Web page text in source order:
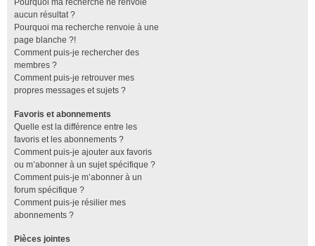
Pourquoi ma recherche ne renvoie
aucun résultat ?
Pourquoi ma recherche renvoie à une
page blanche ?!
Comment puis-je rechercher des
membres ?
Comment puis-je retrouver mes
propres messages et sujets ?
Favoris et abonnements
Quelle est la différence entre les
favoris et les abonnements ?
Comment puis-je ajouter aux favoris
ou m’abonner à un sujet spécifique ?
Comment puis-je m’abonner à un
forum spécifique ?
Comment puis-je résilier mes
abonnements ?
Pièces jointes